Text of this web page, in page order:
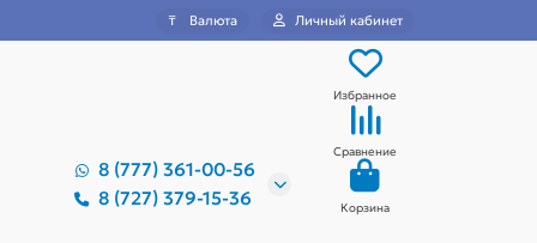
₸ Валюта Личный кабинет
8 (777) 361-00-56
8 (727) 379-15-36
Избранное
Сравнение
Корзина